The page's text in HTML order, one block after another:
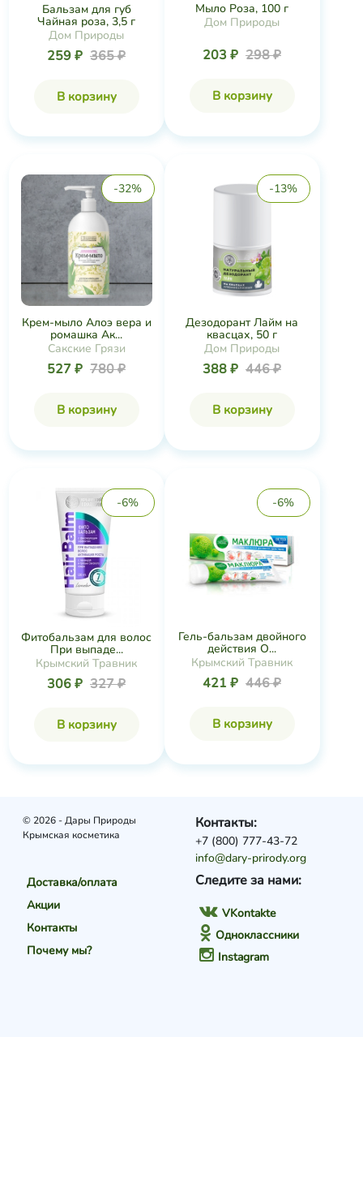
Бальзам для губ
Чайная роза, 3,5 г
Дом Природы
259 ₽ 365 ₽
В корзину
Мыло Роза, 100 г
Дом Природы
203 ₽ 298 ₽
В корзину
-32%
Крем-мыло Алоэ вера и
ромашка Ак...
Сакские Грязи
527 ₽ 780 ₽
В корзину
-13%
Дезодорант Лайм на
квасцах, 50 г
Дом Природы
388 ₽ 446 ₽
В корзину
-6%
Фитобальзам для волос
При выпаде...
Крымский Травник
306 ₽ 327 ₽
В корзину
-6%
Гель-бальзам двойного
действия О...
Крымский Травник
421 ₽ 446 ₽
В корзину
© 2026 - Дары Природы
Крымская косметика
Доставка/оплата
Акции
Контакты
Почему мы?
Следите за нами:
VKontakte
Одноклассники
Instagram
Контакты:
+7 (800) 777-43-72
info@dary-prirody.org